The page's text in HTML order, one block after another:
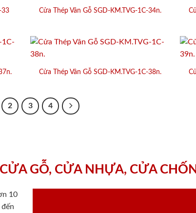
33 Cửa Thép Vân Gỗ SGD-KM.TVG-1C-34n.
Cửa Thép Vân Gỗ SGD-KM.TVG-1C-38n.
2 3 4
GỖ, CỬA NHỰA, CỬA
10